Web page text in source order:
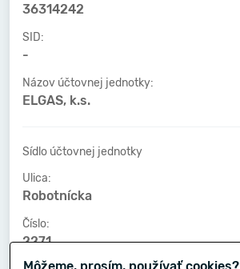
36314242
SID:
-
Názov účtovnej jednotky:
ELGAS, k.s.
Sídlo účtovnej jednotky
Ulica:
Robotnícka
Číslo:
2271